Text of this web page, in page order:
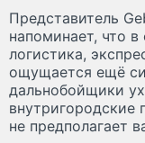
Представитель
напоминает, что
логистика,
ощущается ещё
дальнобойщики
внутригородские
не предполагает